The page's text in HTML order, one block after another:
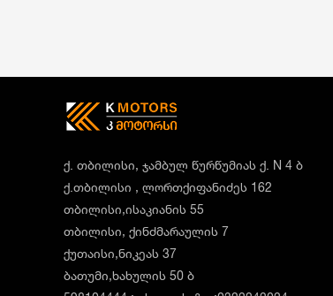
ქ. თბილისი, ჯამბულ წურწუმიას ქ. N 4 ბ
ქ.თბილისი , ლორთქიფანიძეს 162
თბილისი,ისაკიანის 55
თბილისი, ქინძმარაულის 7
ქუთაისი,ნიკეას 37
ბათუმი,ხახულის 50 ბ